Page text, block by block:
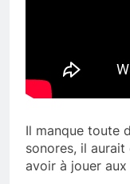
Il manque toute
sonores, il
avoir à jouer aux